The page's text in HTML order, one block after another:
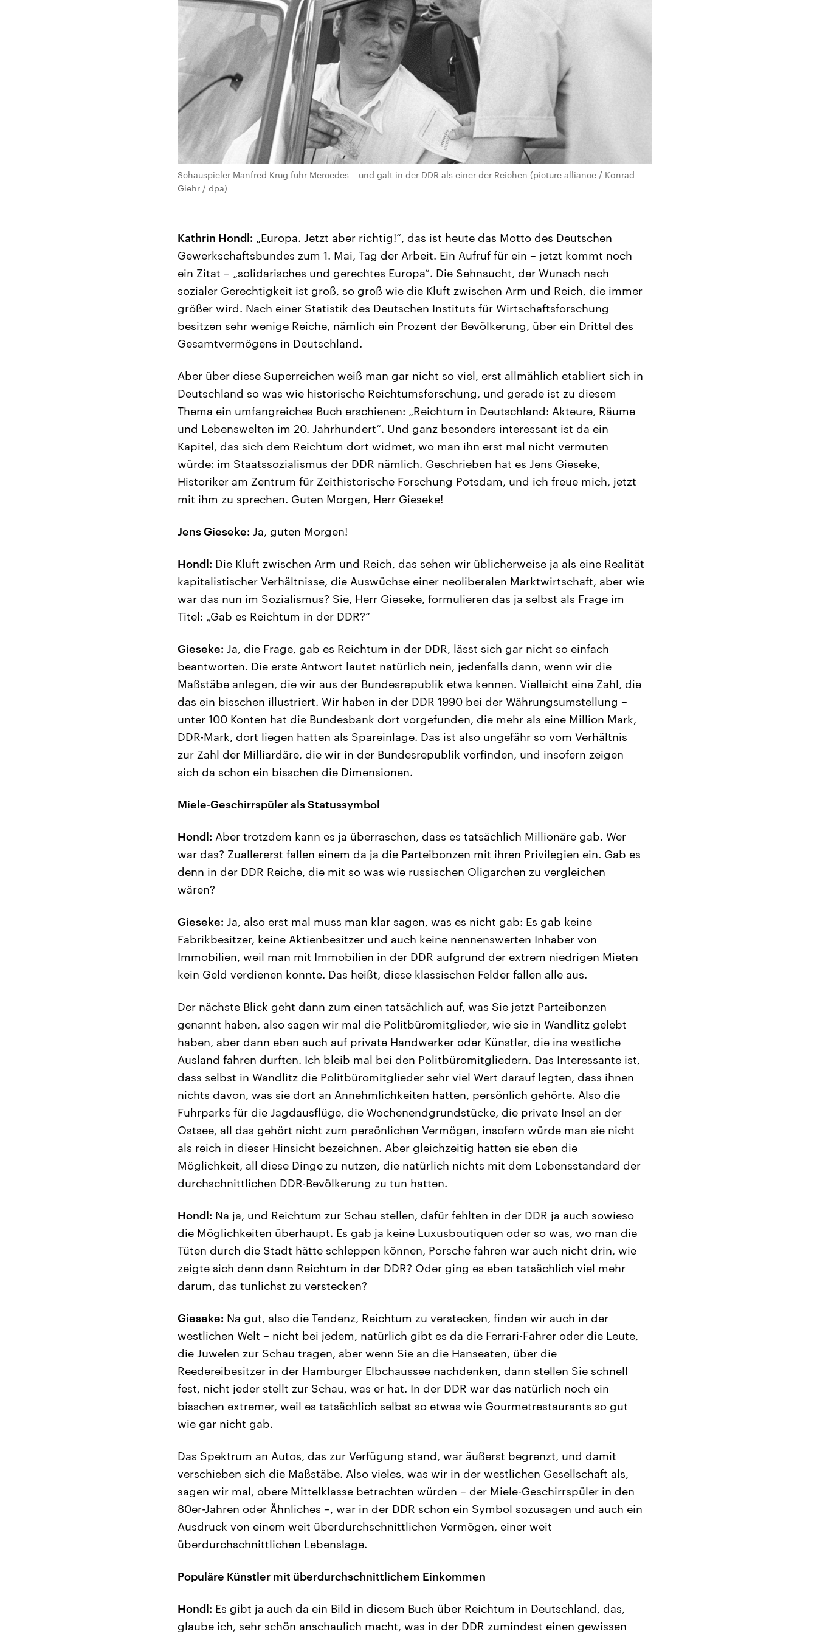
Schauspieler Manfred Krug fuhr Mercedes – und galt in der DDR als einer der Reichen (picture alliance / Konrad
Giehr / dpa)
Kathrin Hondl: „Europa. Jetzt aber richtig!“, das ist heute das Motto des Deutschen
Gewerkschaftsbundes zum 1. Mai, Tag der Arbeit. Ein Aufruf für ein – jetzt kommt noch
ein Zitat – „solidarisches und gerechtes Europa“. Die Sehnsucht, der Wunsch nach
sozialer Gerechtigkeit ist groß, so groß wie die Kluft zwischen Arm und Reich, die immer
größer wird. Nach einer Statistik des Deutschen Instituts für Wirtschaftsforschung
besitzen sehr wenige Reiche, nämlich ein Prozent der Bevölkerung, über ein Drittel des
Gesamtvermögens in Deutschland.
Aber über diese Superreichen weiß man gar nicht so viel, erst allmählich etabliert sich in
Deutschland so was wie historische Reichtumsforschung, und gerade ist zu diesem
Thema ein umfangreiches Buch erschienen: „Reichtum in Deutschland: Akteure, Räume
und Lebenswelten im 20. Jahrhundert“. Und ganz besonders interessant ist da ein
Kapitel, das sich dem Reichtum dort widmet, wo man ihn erst mal nicht vermuten
würde: im Staatssozialismus der DDR nämlich. Geschrieben hat es Jens Gieseke,
Historiker am Zentrum für Zeithistorische Forschung Potsdam, und ich freue mich, jetzt
mit ihm zu sprechen. Guten Morgen, Herr Gieseke!
Jens Gieseke: Ja, guten Morgen!
Hondl: Die Kluft zwischen Arm und Reich, das sehen wir üblicherweise ja als eine Realität
kapitalistischer Verhältnisse, die Auswüchse einer neoliberalen Marktwirtschaft, aber wie
war das nun im Sozialismus? Sie, Herr Gieseke, formulieren das ja selbst als Frage im
Titel: „Gab es Reichtum in der DDR?“
Gieseke: Ja, die Frage, gab es Reichtum in der DDR, lässt sich gar nicht so einfach
beantworten. Die erste Antwort lautet natürlich nein, jedenfalls dann, wenn wir die
Maßstäbe anlegen, die wir aus der Bundesrepublik etwa kennen. Vielleicht eine Zahl, die
das ein bisschen illustriert. Wir haben in der DDR 1990 bei der Währungsumstellung –
unter 100 Konten hat die Bundesbank dort vorgefunden, die mehr als eine Million Mark,
DDR-Mark, dort liegen hatten als Spareinlage. Das ist also ungefähr so vom Verhältnis
zur Zahl der Milliardäre, die wir in der Bundesrepublik vorfinden, und insofern zeigen
sich da schon ein bisschen die Dimensionen.
Miele-Geschirrspüler als Statussymbol
Hondl: Aber trotzdem kann es ja überraschen, dass es tatsächlich Millionäre gab. Wer
war das? Zuallererst fallen einem da ja die Parteibonzen mit ihren Privilegien ein. Gab es
denn in der DDR Reiche, die mit so was wie russischen Oligarchen zu vergleichen
wären?
Gieseke: Ja, also erst mal muss man klar sagen, was es nicht gab: Es gab keine
Fabrikbesitzer, keine Aktienbesitzer und auch keine nennenswerten Inhaber von
Immobilien, weil man mit Immobilien in der DDR aufgrund der extrem niedrigen Mieten
kein Geld verdienen konnte. Das heißt, diese klassischen Felder fallen alle aus.
Der nächste Blick geht dann zum einen tatsächlich auf, was Sie jetzt Parteibonzen
genannt haben, also sagen wir mal die Politbüromitglieder, wie sie in Wandlitz gelebt
haben, aber dann eben auch auf private Handwerker oder Künstler, die ins westliche
Ausland fahren durften. Ich bleib mal bei den Politbüromitgliedern. Das Interessante ist,
dass selbst in Wandlitz die Politbüromitglieder sehr viel Wert darauf legten, dass ihnen
nichts davon, was sie dort an Annehmlichkeiten hatten, persönlich gehörte. Also die
Fuhrparks für die Jagdausflüge, die Wochenendgrundstücke, die private Insel an der
Ostsee, all das gehört nicht zum persönlichen Vermögen, insofern würde man sie nicht
als reich in dieser Hinsicht bezeichnen. Aber gleichzeitig hatten sie eben die
Möglichkeit, all diese Dinge zu nutzen, die natürlich nichts mit dem Lebensstandard der
durchschnittlichen DDR-Bevölkerung zu tun hatten.
Hondl: Na ja, und Reichtum zur Schau stellen, dafür fehlten in der DDR ja auch sowieso
die Möglichkeiten überhaupt. Es gab ja keine Luxusboutiquen oder so was, wo man die
Tüten durch die Stadt hätte schleppen können, Porsche fahren war auch nicht drin, wie
zeigte sich denn dann Reichtum in der DDR? Oder ging es eben tatsächlich viel mehr
darum, das tunlichst zu verstecken?
Gieseke: Na gut, also die Tendenz, Reichtum zu verstecken, finden wir auch in der
westlichen Welt – nicht bei jedem, natürlich gibt es da die Ferrari-Fahrer oder die Leute,
die Juwelen zur Schau tragen, aber wenn Sie an die Hanseaten, über die
Reedereibesitzer in der Hamburger Elbchaussee nachdenken, dann stellen Sie schnell
fest, nicht jeder stellt zur Schau, was er hat. In der DDR war das natürlich noch ein
bisschen extremer, weil es tatsächlich selbst so etwas wie Gourmetrestaurants so gut
wie gar nicht gab.
Das Spektrum an Autos, das zur Verfügung stand, war äußerst begrenzt, und damit
verschieben sich die Maßstäbe. Also vieles, was wir in der westlichen Gesellschaft als,
sagen wir mal, obere Mittelklasse betrachten würden – der Miele-Geschirrspüler in den
80er-Jahren oder Ähnliches –, war in der DDR schon ein Symbol sozusagen und auch ein
Ausdruck von einem weit überdurchschnittlichen Vermögen, einer weit
überdurchschnittlichen Lebenslage.
Populäre Künstler mit überdurchschnittlichem Einkommen
Hondl: Es gibt ja auch da ein Bild in diesem Buch über Reichtum in Deutschland, das,
glaube ich, sehr schön anschaulich macht, was in der DDR zumindest einen gewissen